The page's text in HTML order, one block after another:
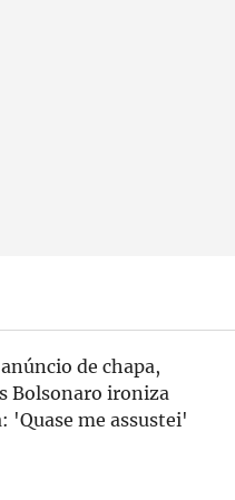
de chapa,
Bolsonaro ironiza
'Quase me assustei'